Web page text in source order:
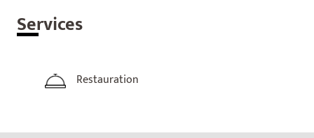
Services
Restauration